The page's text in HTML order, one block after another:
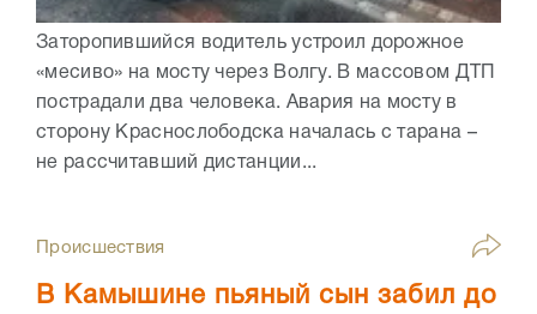
Заторопившийся водитель устроил дорожное
«месиво» на мосту через Волгу. В массовом ДТП
пострадали два человека. Авария на мосту в
сторону Краснослободска началась с тарана –
не рассчитавший дистанции...
Происшествия
В Камышине пьяный сын забил до